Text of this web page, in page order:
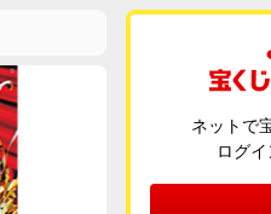
ネットで
ログイ